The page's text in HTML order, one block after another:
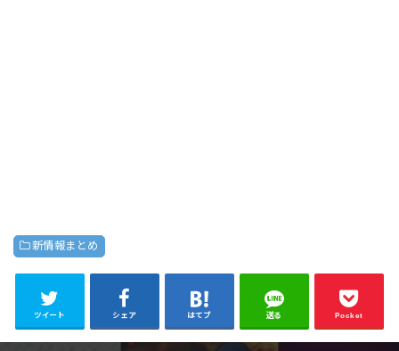
新情報まとめ
ツイート シェア はてブ 送る Pocket